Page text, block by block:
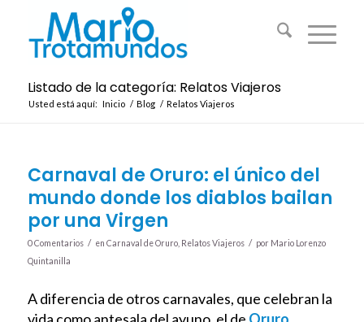
Listado de la categoría: Relatos Viajeros
Usted está aquí: Inicio / Blog / Relatos Viajeros
Carnaval de Oruro: el único del
mundo donde los diablos bailan
por una Virgen
0 Comentarios / en Carnaval de Oruro, Relatos Viajeros / por Mario Lorenzo
Quintanilla
A diferencia de otros carnavales, que celebran la